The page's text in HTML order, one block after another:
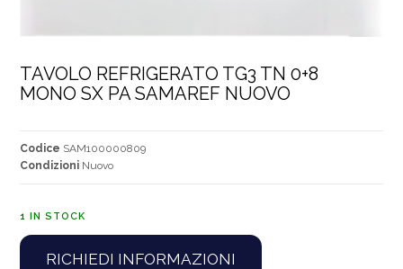
TAVOLO REFRIGERATO TG3 TN 0+8
MONO SX PA SAMAREF NUOVO
Codice SAM100000809
Condizioni Nuovo
1 IN STOCK
RICHIEDI INFORMAZIONI